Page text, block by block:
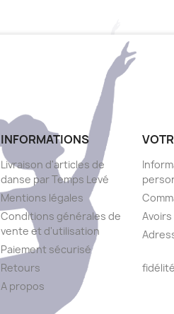
INFORMATIONS
Livraison d'articles de
danse par Temps Levé
Mentions légales
Conditions générales de
vente et d'utilisation
Paiement sécurisé
Retours
A propos
Avoirs
fidélité